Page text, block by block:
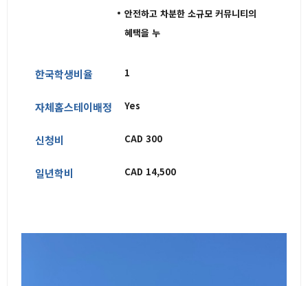
안전하고 차분한 소규모 커뮤니티의
혜택을 누
한국학생비율 1
자체홈스테이배정 Yes
신청비 CAD 300
일년학비 CAD 14,500